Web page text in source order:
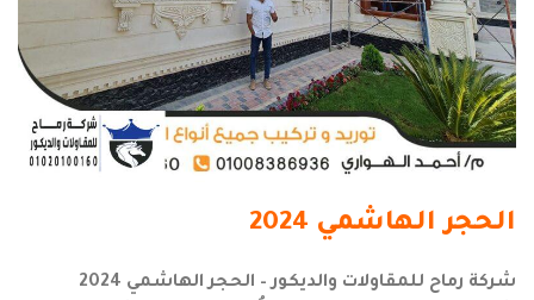
الحجر الهاشمي 2024
شركة رماح للمقاولات والديكور – الحجر الهاشمي 2024